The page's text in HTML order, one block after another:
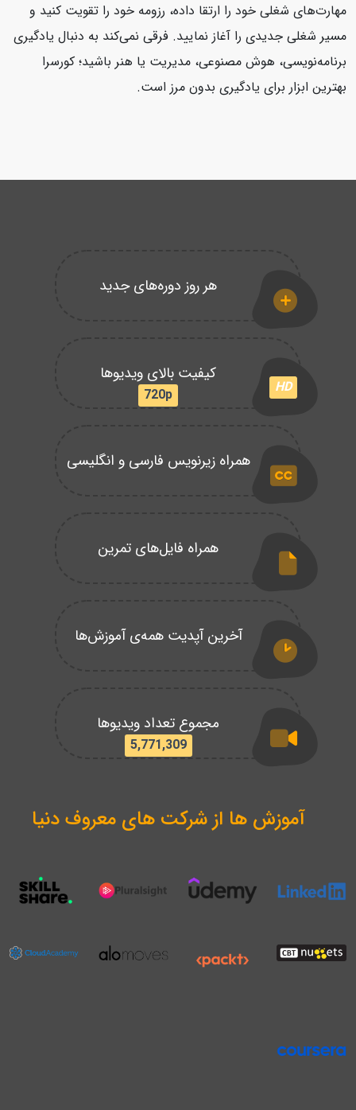
مهارت‌های شغلی خود را ارتقا داده، رزومه خود را تقویت کنید و
مسیر شغلی جدیدی را آغاز نمایید. فرقی نمی‌کند به دنبال یادگیری
برنامه‌نویسی، هوش مصنوعی، مدیریت یا هنر باشید؛ کورسرا
بهترین ابزار برای یادگیری بدون مرز است.
هر روز دوره‌های جدید
HD
کیفیت بالای ویدیوها
720p
همراه زیرنویس فارسی و انگلیسی
همراه فایل‌های تمرین
آخرین آپدیت همه‌ی آموزش‌ها
مجموع تعداد ویدیوها
5,771,309
آموزش ها از شرکت های معروف دنیا